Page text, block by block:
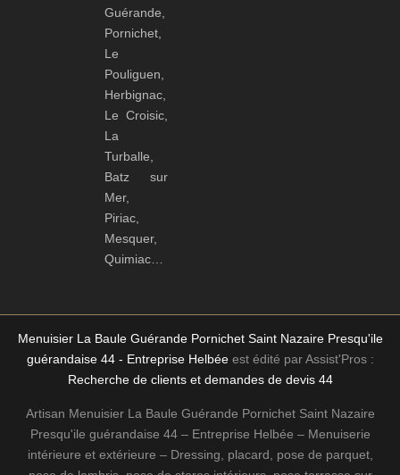
Guérande,
Pornichet,
Le
Pouliguen,
Herbignac,
Le Croisic,
La
Turballe,
Batz sur
Mer,
Piriac,
Mesquer,
Quimiac…
Menuisier La Baule Guérande Pornichet Saint Nazaire Presqu'ile
guérandaise 44 - Entreprise Helbéeest édité par Assist'Pros :
Recherche de clients et demandes de devis 44
Artisan Menuisier La Baule Guérande Pornichet Saint Nazaire
Presqu'ile guérandaise 44 – Entreprise Helbée – Menuiserie
intérieure et extérieure – Dressing, placard, pose de parquet,